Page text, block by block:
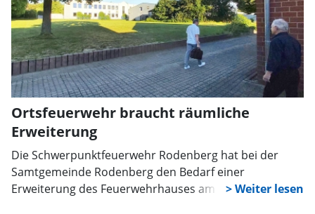
Ortsfeuerwehr braucht räumliche
Erweiterung
Die Schwerpunktfeuerwehr Rodenberg hat bei der
Samtgemeinde Rodenberg den Bedarf einer
Erweiterung des Feuerwehrhauses am derzeitigen